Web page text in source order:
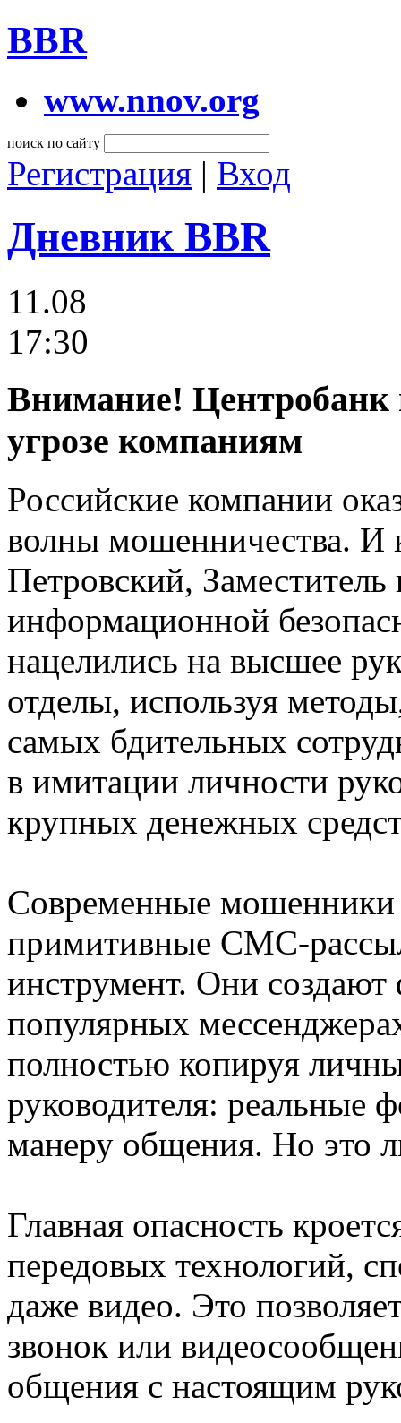
BBR
www.nnov.org
поиск по сайту
Регистрация | Вход
Дневник BBR
11.08
17:30
Внимание! Центробанк
угрозе компаниям
Российские компании
волны мошенничества. И
Петровский,
информационной
нацелились на высшее
отделы, используя
самых бдительных
в имитации личности
крупных денежных
Современные мошенники
примитивные СМС-
инструмент. Они
популярных
полностью копируя
руководителя: реальные
манеру общения. Но это
Главная опасность
передовых технологий,
даже видео. Это
звонок или
общения с настоящим